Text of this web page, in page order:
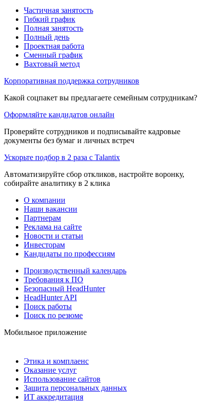
Частичная занятость
Гибкий график
Полная занятость
Полный день
Проектная работа
Сменный график
Вахтовый метод
Корпоративная поддержка сотрудников
Какой соцпакет вы предлагаете семейным сотрудникам?
Оформляйте кандидатов онлайн
Проверяйте сотрудников и подписывайте кадровые
документы без бумаг и личных встреч
Ускорьте подбор в 2 раза с Talantix
Автоматизируйте сбор откликов, настройте воронку,
собирайте аналитику в 2 клика
О компании
Наши вакансии
Партнерам
Реклама на сайте
Новости и статьи
Инвесторам
Кандидаты по профессиям
Производственный календарь
Требования к ПО
Безопасный HeadHunter
HeadHunter API
Поиск работы
Поиск по резюме
Мобильное приложение
Этика и комплаенс
Оказание услуг
Использование сайтов
Защита персональных данных
ИТ аккредитация